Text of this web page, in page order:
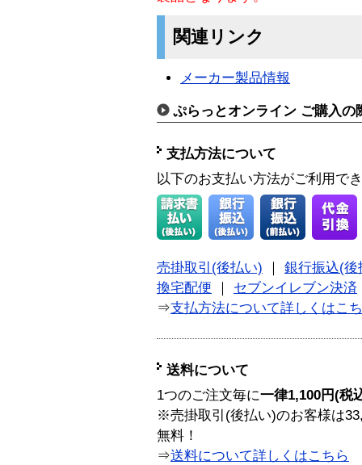
関連リンク
メーカー製品情報
ぷらっとオンライン ご購入の
支払方法について
以下のお支払い方法がご利用で
売掛取引(後払い)
銀行振込(後
換宅配便
セブンイレブン決済
⇒支払方法について詳しくはこ
送料について
1つのご注文毎に一律1,100円(税
※売掛取引(後払い)のお客様は
無料！
⇒送料について詳しくはこちら